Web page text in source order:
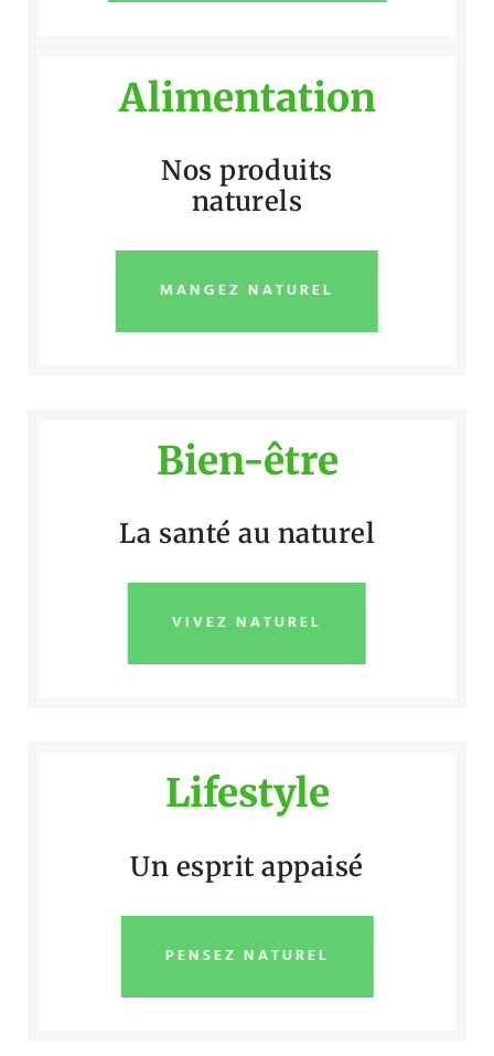
Alimentation
Nos produits
naturels
MANGEZ NATUREL
Bien-être
La santé au naturel
VIVEZ NATUREL
Lifestyle
Un esprit appaisé
PENSEZ NATUREL